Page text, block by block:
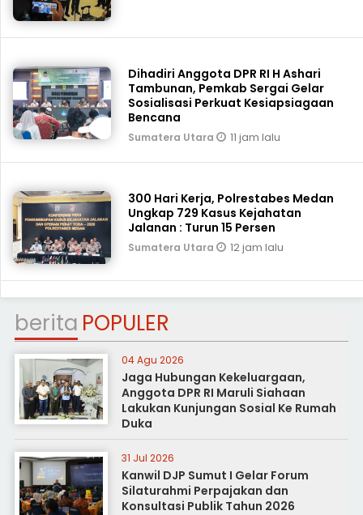
Dihadiri Anggota DPR RI H Ashari
Tambunan, Pemkab Sergai Gelar
Sosialisasi Perkuat Kesiapsiagaan
Bencana
Sumatera Utara 11 jam lalu
300 Hari Kerja, Polrestabes Medan
Ungkap 729 Kasus Kejahatan
Jalanan : Turun 15 Persen
Sumatera Utara 12 jam lalu
berita POPULER
04 Agu 2026
Jaga Hubungan Kekeluargaan,
Anggota DPR RI Maruli Siahaan
Lakukan Kunjungan Sosial Ke Rumah
Duka
31 Jul 2026
Kanwil DJP Sumut I Gelar Forum
Silaturahmi Perpajakan dan
Konsultasi Publik Tahun 2026